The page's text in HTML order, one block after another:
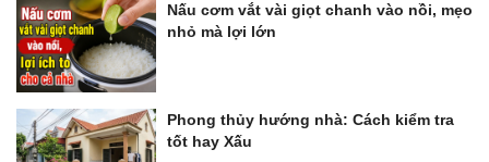
Nấu cơm vắt vài giọt chanh vào nồi, mẹo
nhỏ mà lợi lớn
Phong thủy hướng nhà: Cách kiểm tra
tốt hay Xấu